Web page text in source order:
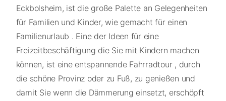
Eckbolsheim, ist die große Palette an Gelegenheiten
für Familien und Kinder, wie gemacht für einen
Familienurlaub . Eine der Ideen für eine
Freizeitbeschäftigung die Sie mit Kindern machen
können, ist eine entspannende Fahrradtour , durch
die schöne Provinz oder zu Fuß, zu genießen und
damit Sie wenn die Dämmerung einsetzt, erschöpft